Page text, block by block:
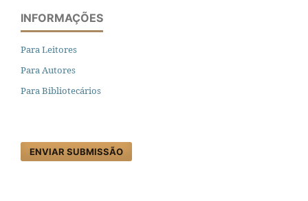
INFORMAÇÕES
Para Leitores
Para Autores
Para Bibliotecários
ENVIAR SUBMISSÃO